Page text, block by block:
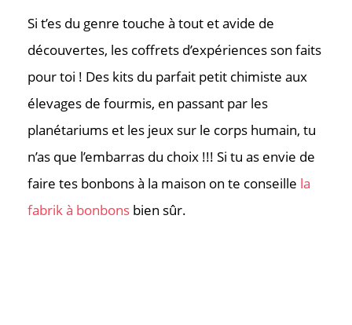
Si t’es du genre touche à tout et avide de
découvertes, les coffrets d’expériences son faits
pour toi ! Des kits du parfait petit chimiste aux
élevages de fourmis, en passant par les
planétariums et les jeux sur le corps humain, tu
n’as que l’embarras du choix !!! Si tu as envie de
faire tes bonbons à la maison on te conseille la
fabrik à bonbons bien sûr.